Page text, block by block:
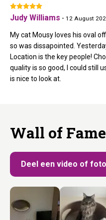
Judy Williams - 12 August
My cat Mousy loves his oval
so was dissapointed.
Location is the key people!
quality is so good, I could still
is nice to look at.
Wall of Fame
Deel een video of